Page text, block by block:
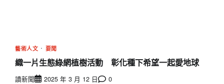
藝術人文 要聞
織一片生態綠網植樹活動 彰化種下希望一起愛地球
讀新聞 2025 年 3 月 12 日 0